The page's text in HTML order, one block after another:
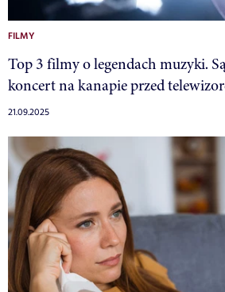
FILMY
Top 3 filmy o legendach muzyki.
koncert na kanapie przed
21.09.2025